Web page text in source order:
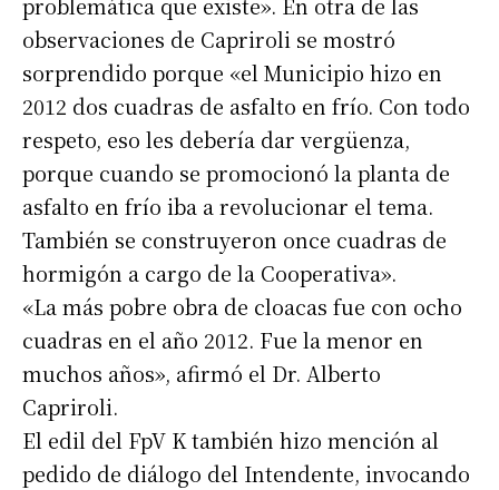
Suscribirme gratis
Dirección de correo electrónico*
Apellidos
Número de teléfono
problemática que existe». En otra de las
observaciones de Capriroli se mostró
sorprendido porque «el Municipio hizo en
2012 dos cuadras de asfalto en frío. Con todo
respeto, eso les debería dar vergüenza,
porque cuando se promocionó la planta de
asfalto en frío iba a revolucionar el tema.
También se construyeron once cuadras de
hormigón a cargo de la Cooperativa».
«La más pobre obra de cloacas fue con ocho
cuadras en el año 2012. Fue la menor en
muchos años», afirmó el Dr. Alberto
Capriroli.
El edil del FpV K también hizo mención al
pedido de diálogo del Intendente, invocando